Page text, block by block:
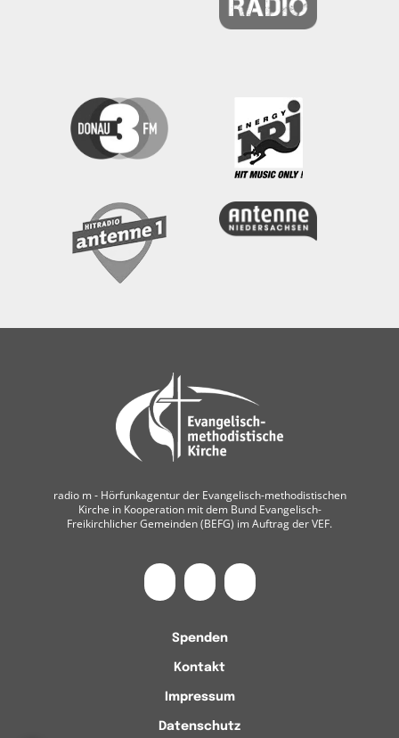
radio m ‐ Hörfunkagentur der Evangelisch-methodistischen
Kirche in Kooperation mit dem Bund Evangelisch-
Freikirchlicher Gemeinden (BEFG) im Auftrag der VEF.
Spenden
Kontakt
Impressum
Datenschutz